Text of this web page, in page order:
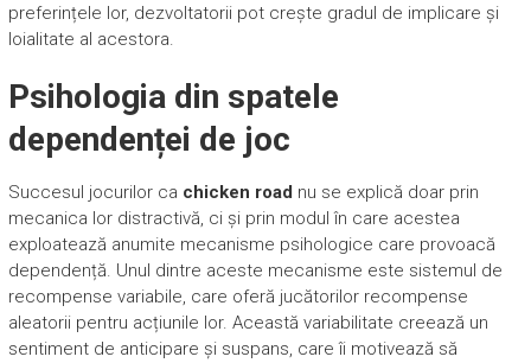
preferințele lor, dezvoltatorii pot crește gradul de implicare și
loialitate al acestora.
Psihologia din spatele
dependenței de joc
Succesul jocurilor ca chicken road nu se explică doar prin
mecanica lor distractivă, ci și prin modul în care acestea
exploatează anumite mecanisme psihologice care provoacă
dependență. Unul dintre aceste mecanisme este sistemul de
recompense variabile, care oferă jucătorilor recompense
aleatorii pentru acțiunile lor. Această variabilitate creează un
sentiment de anticipare și suspans, care îi motivează să